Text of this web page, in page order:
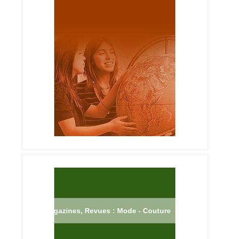
Magazines, Revues : Mode - Couture